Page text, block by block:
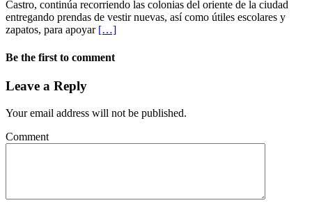
Castro, continúa recorriendo las colonias del oriente de la ciudad
entregando prendas de vestir nuevas, así como útiles escolares y
zapatos, para apoyar […]
Be the first to comment
Leave a Reply
Your email address will not be published.
Comment